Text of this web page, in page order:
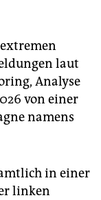
laut
Analyse
von einer
namens
in einer
linken